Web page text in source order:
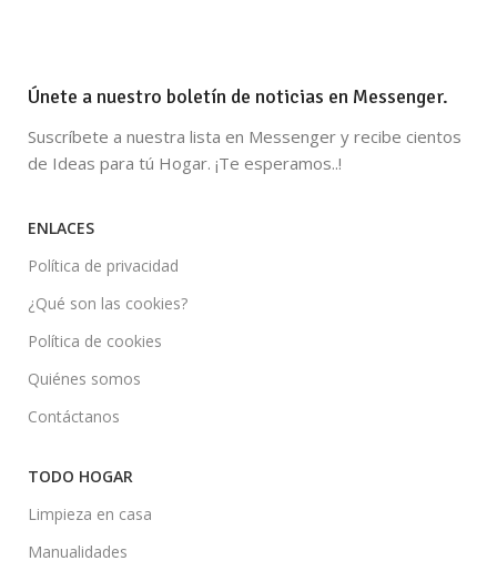
Únete a nuestro boletín de noticias en Messenger.
Suscríbete a nuestra lista en Messenger y recibe cientos
de Ideas para tú Hogar. ¡Te esperamos..!
ENLACES
Política de privacidad
¿Qué son las cookies?
Política de cookies
Quiénes somos
Contáctanos
TODO HOGAR
Limpieza en casa
Manualidades